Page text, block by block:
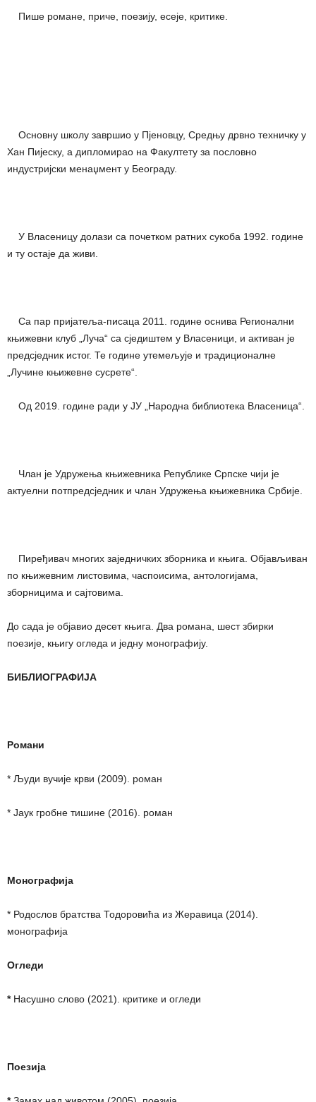
Пише романе, приче, поезију, есеје, критике.
Основну школу завршио у Пјеновцу, Средњу дрвно техничку у
Хан Пијеску, а дипломирао на Факултету за пословно
индустријски менаџмент у Београду.
У Власеницу долази са почетком ратних сукоба 1992. године
и ту остаје да живи.
Са пар пријатеља-писаца 2011. године оснива Регионални
књижевни клуб „Луча“ са сједиштем у Власеници, и активан је
предсједник истог. Те године утемељује и традиционалне
„Лучине књижевне сусрете“.
Од 2019. године ради у ЈУ „Народна библиотека Власеница“.
Члан је Удружења књижевника Републике Српске чији је
актуелни потпредсједник и члан Удружења књижевника Србије.
Пиређивач многих заједничких зборника и књига. Објављиван
по књижевним листовима, часпоисима, антологијама,
зборницима и сајтовима.
До сада је објавио десет књига. Два романа, шест збирки
поезије, књигу огледа и једну монографију.
БИБЛИОГРАФИЈА
Романи
* Људи вучије крви (2009). роман
* Јаук гробне тишине (2016). роман
Монографија
* Родослов братства Тодоровића из Жеравица (2014).
монографија
Огледи
* Насушно слово (2021). критике и огледи
Поезија